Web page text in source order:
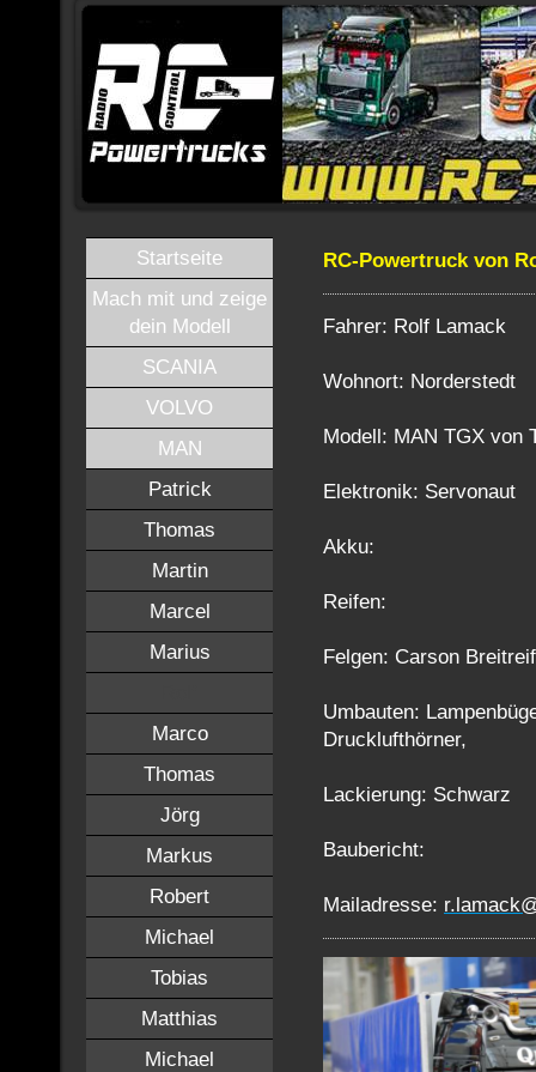
Startseite
Mach mit und zeige
dein Modell
SCANIA
VOLVO
MAN
Patrick
Thomas
Martin
Marcel
Marius
Marco
Thomas
Jörg
Markus
Robert
Michael
Tobias
Matthias
Michael
RC-Powertruck von
Fahrer: Rolf Lamack
Wohnort: Norderstedt
Modell: MAN TGX von
Elektronik: Servonaut
Akku:
Reifen:
Felgen: Carson
Umbauten:
Drucklufthörner,
Lackierung: Schwarz
Baubericht:
Mailadresse: